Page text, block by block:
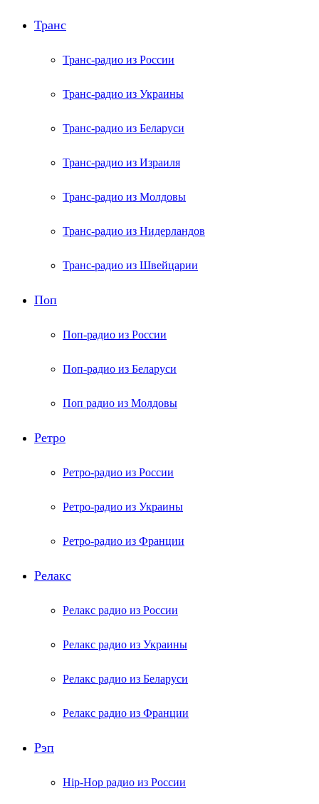
Транс
Транс-радио из России
Транс-радио из Украины
Транс-радио из Беларуси
Транс-радио из Израиля
Транс-радио из Молдовы
Транс-радио из Нидерландов
Транс-радио из Швейцарии
Поп
Поп-радио из России
Поп-радио из Беларуси
Поп радио из Молдовы
Ретро
Ретро-радио из России
Ретро-радио из Украины
Ретро-радио из Франции
Релакс
Релакс радио из России
Релакс радио из Украины
Релакс радио из Беларуси
Релакс радио из Франции
Рэп
Hip-Hop радио из России